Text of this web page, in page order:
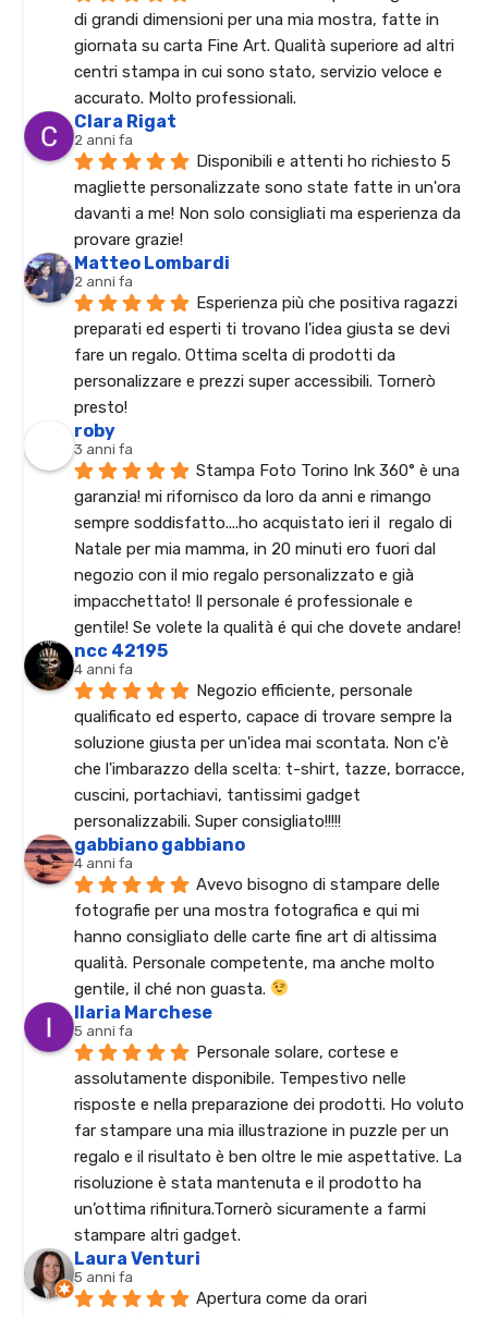
di grandi dimensioni per una mia mostra, fatte in
giornata su carta Fine Art. Qualità superiore ad altri
centri stampa in cui sono stato, servizio veloce e
accurato. Molto professionali.
Clara Rigat
2 anni fa
Disponibili e attenti ho richiesto 5
magliette personalizzate sono state fatte in un'ora
davanti a me! Non solo consigliati ma esperienza da
provare grazie!
Matteo Lombardi
2 anni fa
Esperienza più che positiva ragazzi
preparati ed esperti ti trovano l'idea giusta se devi
fare un regalo. Ottima scelta di prodotti da
personalizzare e prezzi super accessibili. Tornerò
presto!
roby
3 anni fa
Stampa Foto Torino Ink 360° è una
garanzia! mi rifornisco da loro da anni e rimango
sempre soddisfatto....ho acquistato ieri il  regalo di
Natale per mia mamma, in 20 minuti ero fuori dal
negozio con il mio regalo personalizzato e già
impacchettato! Il personale é professionale e
gentile! Se volete la qualità é qui che dovete andare!
ncc 42195
4 anni fa
Negozio efficiente, personale
qualificato ed esperto, capace di trovare sempre la
soluzione giusta per un'idea mai scontata. Non c'è
che l'imbarazzo della scelta: t-shirt, tazze, borracce,
cuscini, portachiavi, tantissimi gadget
personalizzabili. Super consigliato!!!!!
gabbiano gabbiano
4 anni fa
Avevo bisogno di stampare delle
fotografie per una mostra fotografica e qui mi
hanno consigliato delle carte fine art di altissima
qualità. Personale competente, ma anche molto
gentile, il ché non guasta.
Ilaria Marchese
5 anni fa
Personale solare, cortese e
assolutamente disponibile. Tempestivo nelle
risposte e nella preparazione dei prodotti. Ho voluto
far stampare una mia illustrazione in puzzle per un
regalo e il risultato è ben oltre le mie aspettative. La
risoluzione è stata mantenuta e il prodotto ha
un’ottima rifinitura.Tornerò sicuramente a farmi
stampare altri gadget.
Laura Venturi
5 anni fa
Apertura come da orari